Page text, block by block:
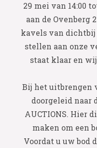
29 mei van 14:00
aan de Ovenberg
kavels van
stellen aan onze
staat klaar en
Bij het uitbrengen
doorgeleid naar
AUCTIONS. Hier
maken om een
Voordat u uw bod